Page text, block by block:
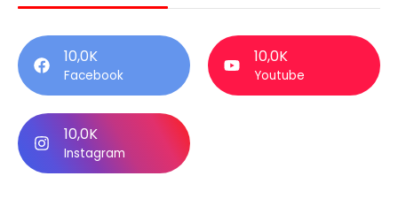
10,0K
Facebook
10,0K
Youtube
10,0K
Instagram